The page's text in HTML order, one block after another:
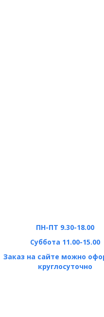
ПН-ПТ 9.30-18.00
Суббота 11.00-15.00
Заказ на сайте можно
круглосуточно